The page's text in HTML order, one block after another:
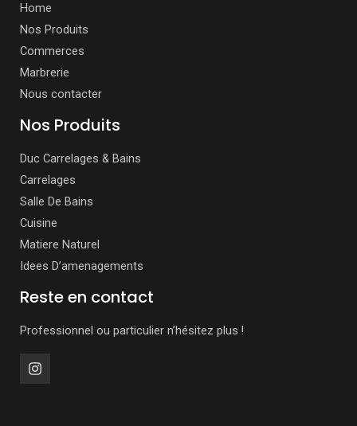
Home
Nos Produits
Commerces
Marbrerie
Nous contacter
Nos Produits
Duc Carrelages & Bains
Carrelages
Salle De Bains
Cuisine
Matiere Naturel
Idees D’amenagements
Reste en contact
Professionnel ou particulier n’hésitez plus !